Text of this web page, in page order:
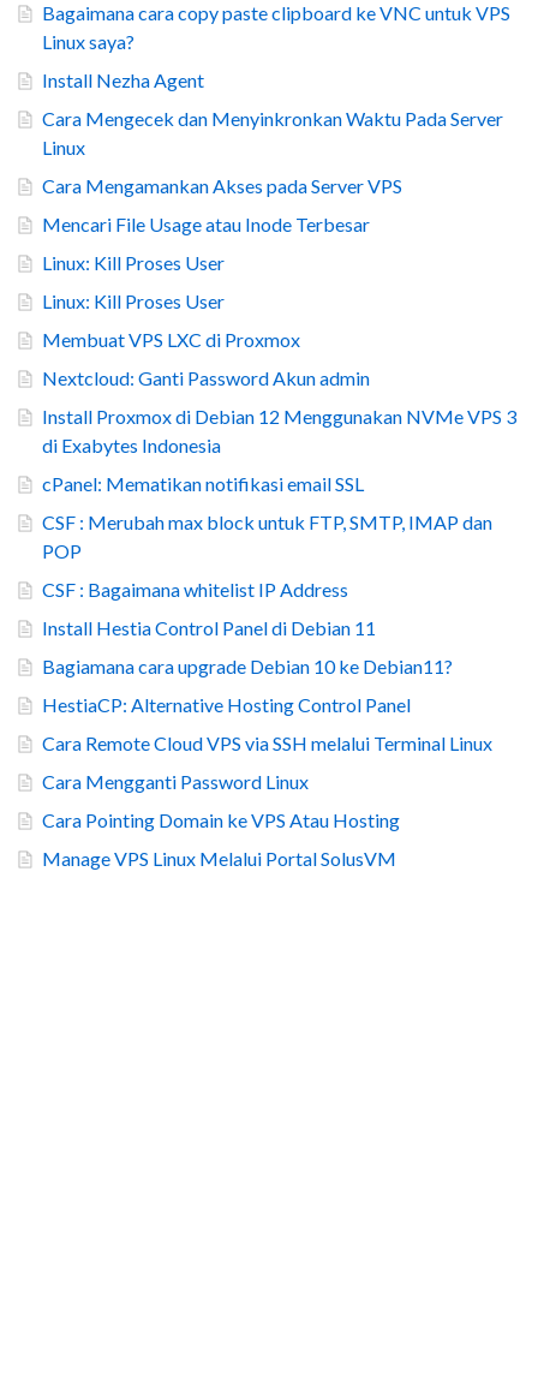
Bagaimana cara copy paste clipboard ke VNC untuk VPS
Linux saya?
Install Nezha Agent
Cara Mengecek dan Menyinkronkan Waktu Pada Server
Linux
Cara Mengamankan Akses pada Server VPS
Mencari File Usage atau Inode Terbesar
Linux: Kill Proses User
Linux: Kill Proses User
Membuat VPS LXC di Proxmox
Nextcloud: Ganti Password Akun admin
Install Proxmox di Debian 12 Menggunakan NVMe VPS 3
di Exabytes Indonesia
cPanel: Mematikan notifikasi email SSL
CSF : Merubah max block untuk FTP, SMTP, IMAP dan
POP
CSF : Bagaimana whitelist IP Address
Install Hestia Control Panel di Debian 11
Bagiamana cara upgrade Debian 10 ke Debian11?
HestiaCP: Alternative Hosting Control Panel
Cara Remote Cloud VPS via SSH melalui Terminal Linux
Cara Mengganti Password Linux
Cara Pointing Domain ke VPS Atau Hosting
Manage VPS Linux Melalui Portal SolusVM